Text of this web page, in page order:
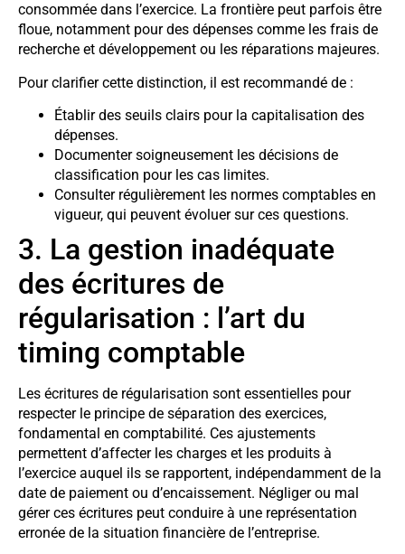
consommée dans l’exercice. La frontière peut parfois être
floue, notamment pour des dépenses comme les frais de
recherche et développement ou les réparations majeures.
Pour clarifier cette distinction, il est recommandé de :
Établir des seuils clairs pour la capitalisation des
dépenses.
Documenter soigneusement les décisions de
classification pour les cas limites.
Consulter régulièrement les normes comptables en
vigueur, qui peuvent évoluer sur ces questions.
3. La gestion inadéquate
des écritures de
régularisation : l’art du
timing comptable
Les écritures de régularisation sont essentielles pour
respecter le principe de séparation des exercices,
fondamental en comptabilité. Ces ajustements
permettent d’affecter les charges et les produits à
l’exercice auquel ils se rapportent, indépendamment de la
date de paiement ou d’encaissement. Négliger ou mal
gérer ces écritures peut conduire à une représentation
erronée de la situation financière de l’entreprise.